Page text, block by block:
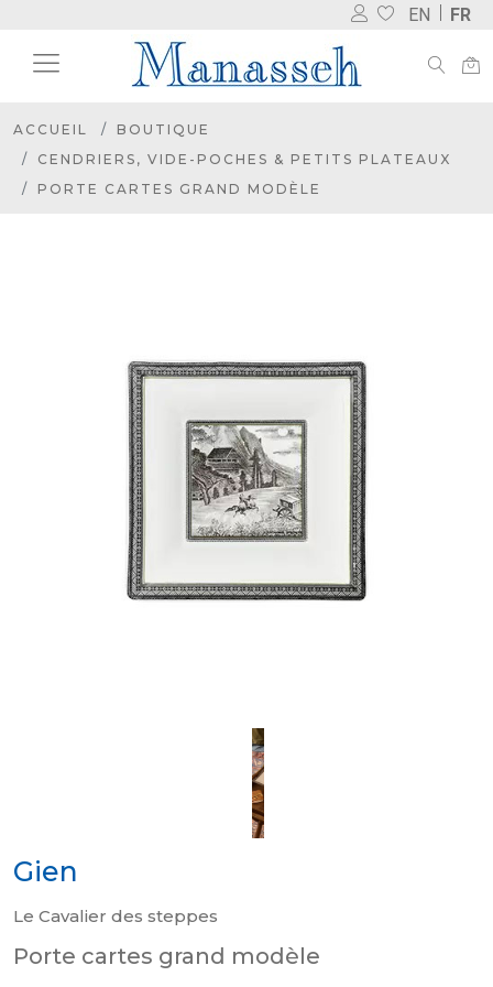
EN FR
ACCUEIL
BOUTIQUE
CENDRIERS, VIDE-POCHES & PETITS PLATEAUX
PORTE CARTES GRAND MODÈLE
Gien
Le Cavalier des steppes
Porte cartes grand modèle